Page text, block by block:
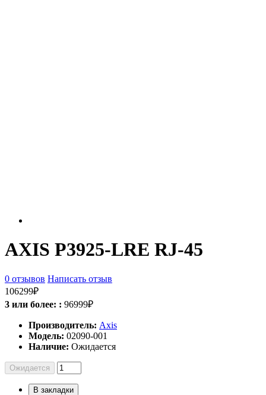
AXIS P3925-LRE RJ-45
0 отзывов Написать отзыв
106299₽
3 или более: : 96999₽
Производитель: Axis
Модель: 02090-001
Наличие: Ожидается
Ожидается
В закладки